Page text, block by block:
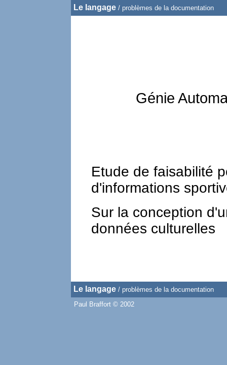
Le langage / problèmes de la documentation
Génie
Etude de faisabilité
d'informations
Sur la conception
données culturelles
Le langage / problèmes de la documentation
Paul Braffort © 2002